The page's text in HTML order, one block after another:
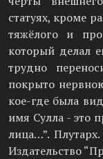
статуях, кроме
тяжёлого и
который делал
трудно
покрыто
кое-где была
имя Сулла - это
лица…”.
Издательство